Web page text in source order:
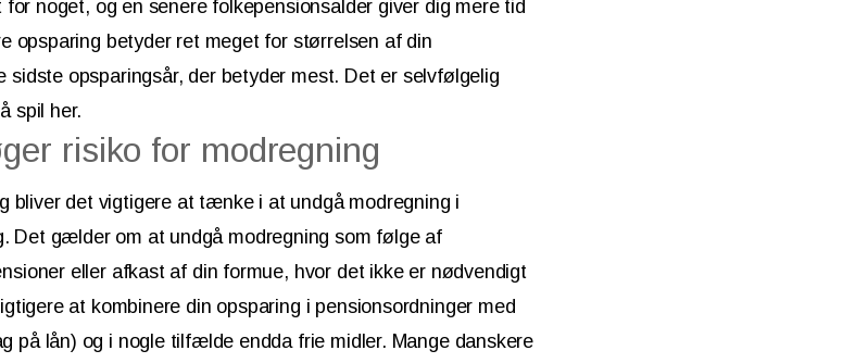
noget, og en senere folkepensionsalder giver dig mere tid
opsparing betyder ret meget for størrelsen af din
sidste opsparingsår, der betyder mest. Det er selvfølgelig
spil her.
risiko for modregning
bliver det vigtigere at tænke i at undgå modregning i
Det gælder om at undgå modregning som følge af
eller afkast af din formue, hvor det ikke er nødvendigt
at kombinere din opsparing i pensionsordninger med
på lån) og i nogle tilfælde endda frie midler. Mange danskere